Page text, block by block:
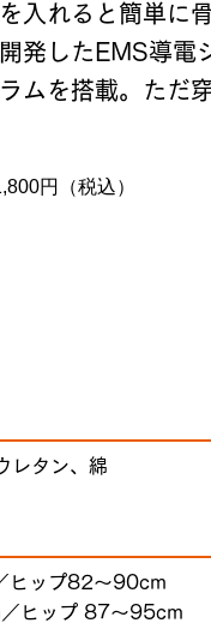
入れると簡単に
発したEMS導
ムを搭載。ただ
円（税込）
レタン、綿
ヒップ82～90cm
／ヒップ 87～95cm